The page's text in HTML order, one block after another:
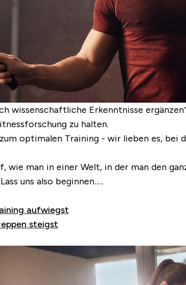
wissenschaftliche Erkenntnisse
zu halten.
optimalen Training - wir lieben es, bei
wie man in einer Welt, in der man den
uns also beginnen…
aufwiegst
steigst